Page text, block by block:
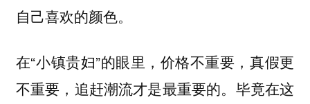
自己喜欢的颜色。
在“小镇贵妇”的眼里，价格不重要，真假更
不重要，追赶潮流才是最重要的。毕竟在这